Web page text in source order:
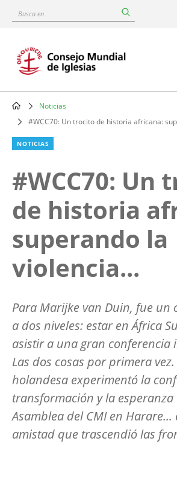
content
Busca
Main
navigation
Breadcrumb
Noticias
#WCC70: Un trocito de historia africana:
NOTICIAS
#WCC70: Un
de historia
superando la
violencia...
Para Marijke van Duin, fue un
a dos niveles: estar en África
asistir a una gran conferencia
Las dos cosas por primera
holandesa experimentó la
transformación y la esperanza
Asamblea del CMI en
amistad que trascendió las